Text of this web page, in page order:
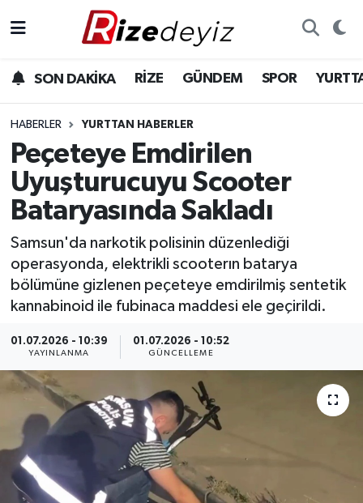
SON DAKİKA RİZE GÜNDEM SPOR
HABERLER YURTTAN HABERLER
Peçeteye Emdirilen
Uyuşturucuyu Scooter
Bataryasında Sakladı
Samsun'da narkotik polisinin düzenlediği
operasyonda, elektrikli scooterın batarya
bölümüne gizlenen peçeteye emdirilmiş sentetik
kannabinoid ile fubinaca maddesi ele geçirildi.
01.07.2026 - 10:39
YAYINLANMA
01.07.2026 - 10:52
GÜNCELLEME
Gündem
Yurttan Haberler
Ekonomi
Teknoloji
Sağlık
Rize Hava Durumu
Rize Trafik Yoğunluk Haritası
Süper Lig Puan Durumu ve Fikstür
Tüm Manşetler
Son Dakika Haberleri
Haber Arşivi